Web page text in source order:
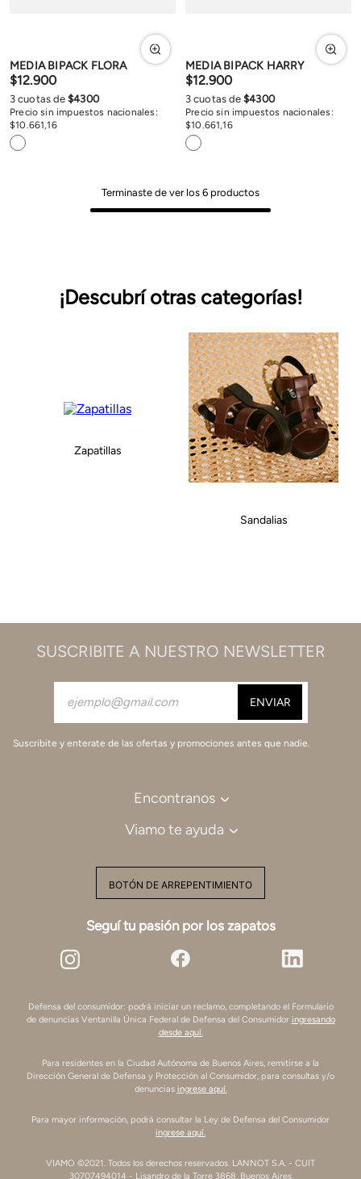
MEDIA BIPACK FLORA
$12.900
Precio sin impuestos nacionales:
$10.661,16
3 cuotas de$4300
MEDIA BIPACK HARRY
$12.900
Precio sin impuestos nacionales:
$10.661,16
3 cuotas de$4300
Terminaste de ver los 6 productos
¡Descubrí otras categorías!
Zapatillas
Sandalias
SUSCRIBITE A NUESTRO NEWSLETTER
Suscribite y enterate de las ofertas y promociones antes que nadie.
Encontranos
Viamo te ayuda
BOTÓN DE ARREPENTIMIENTO
Seguí tu pasión por los zapatos
Defensa del consumidor: podrá iniciar un reclamo, completando el Formulario
de denuncias Ventanilla Única Federal de Defensa del Consumidor ingresando
desde aquí.
Para residentes en la Ciudad Autónoma de Buenos Aires, remitirse a la
Dirección General de Defensa y Protección al Consumidor, para consultas y/o
denuncias ingrese aquí.
Para mayor información, podrá consultar la Ley de Defensa del Consumidor
ingrese aquí.
VIAMO ©2021. Todos los derechos reservados. LANNOT S.A. - CUIT
30707494014 - Lisandro de la Torre 3868, Buenos Aires